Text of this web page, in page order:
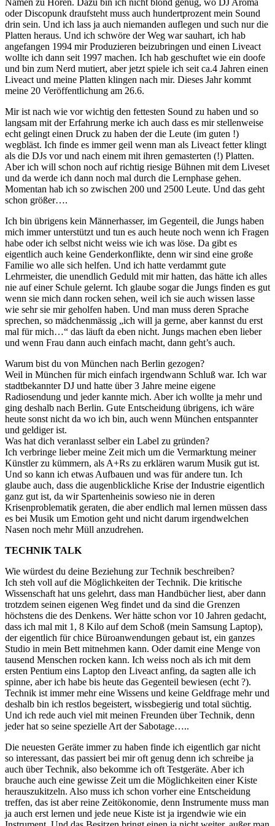
oder Discopunk draufsteht muss auch hundertprozent mein Sound
drin sein. Und ich lass ja auch niemanden auflegen und such nur die
Platten heraus. Und ich schwöre der Weg war sauhart, ich hab
angefangen 1994 mir Produzieren beizubringen und einen Liveact
wollte ich dann seit 1997 machen. Ich hab geschuftet wie ein doofe
und bin zum Nerd mutiert, aber jetzt spiele ich seit ca.4 Jahren einen
Liveact und meine Platten klingen nach mir. Dieses Jahr kommt
meine 20 Veröffentlichung am 26.6.
Mir ist nach wie vor wichtig den fettesten Sound zu haben und so
langsam mit der Erfahrung merke ich auch dass es mir stellenweise
echt gelingt einen Druck zu haben der die Leute (im guten !)
wegbläst. Ich finde es immer geil wenn man als Liveact fetter klingt
als die DJs vor und nach einem mit ihren gemasterten (!) Platten.
Aber ich will schon noch auf richtig riesige Bühnen mit dem Liveset
und da werde ich dann noch mal durch die Lernphase gehen.
Momentan hab ich so zwischen 200 und 2500 Leute. Und das geht
schon größer….
Ich bin übrigens kein Männerhasser, im Gegenteil, die Jungs haben
mich immer unterstützt und tun es auch heute noch wenn ich Fragen
habe oder ich selbst nicht weiss wie ich was löse. Da gibt es
eigentlich auch keine Genderkonflikte, denn wir sind eine große
Familie wo alle sich helfen. Und ich hatte verdammt gute
Lehrmeister, die unendlich Geduld mit mir hatten, das hätte ich alles
nie auf einer Schule gelernt. Ich glaube sogar die Jungs finden es gut
wenn sie mich dann rocken sehen, weil ich sie auch wissen lasse
wie sehr sie mir geholfen haben. Und man muss deren Sprache
sprechen, so mädchenmässig „ich will ja gerne, aber kannst du erst
mal für mich…“ das läuft da eben nicht. Jungs machen eben lieber
und wenn Frau dann auch einfach macht, dann geht’s auch.
Warum bist du von München nach Berlin gezogen?
Weil in München für mich einfach irgendwann Schluß war. Ich war
stadtbekannter DJ und hatte über 3 Jahre meine eigene
Radiosendung und jeder kannte mich. Aber ich wollte ja mehr und
ging deshalb nach Berlin. Gute Entscheidung übrigens, ich wäre
heute sonst nicht da wo ich bin, auch wenn München entspannter
und geldiger ist.
Was hat dich veranlasst selber ein Label zu gründen?
Ich verbringe lieber meine Zeit mich um die Vermarktung meiner
Künstler zu kümmern, als A+Rs zu erklären warum Musik gut ist.
Und so kann ich etwas Aufbauen und was für andere tun. Ich
glaube auch, dass die augenblickliche Krise der Industrie eigentlich
ganz gut ist, da wir Spartenheinis sowieso nie in deren
Krisenproblematik geraten, die aber endlich mal lernen müssen dass
es bei Musik um Emotion geht und nicht darum irgendwelchen
Nasen noch mehr Müll anzudrehen.
TECHNIK TALK
Wie würdest du deine Beziehung zur Technik beschreiben?
Ich steh voll auf die Möglichkeiten der Technik. Die kritische
Wissenschaft hat uns gelehrt, dass man Handbücher liest, aber dann
trotzdem seinen eigenen Weg findet und da sind die Grenzen
höchstens die des Denkens. Wer hätte schon vor 10 Jahren gedacht,
dass ich mal mit 1, 8 Kilo auf dem Schoß (mein Samsung Laptop),
der eigentlich für chice Büroanwendungen gebaut ist, ein ganzes
Studio in mein Bett mitnehmen kann. Oder damit eine Menge von
tausend Menschen rocken kann. Ich weiss noch als ich mit dem
ersten Pentium eins Laptop den Liveact anfing, da sagten alle ich
spinne, aber ich habe bis heute das Gegenteil bewiesen (echt ?).
Technik ist immer mehr eine Wissens und keine Geldfrage mehr und
deshalb bin ich restlos begeistert, wissbegierig und total süchtig.
Und ich rede auch viel mit meinen Freunden über Technik, denn
jeder hat so seine spezielle Art der Sabotage…..
Die neuesten Geräte immer zu haben finde ich eigentlich gar nicht
so interessant, das passiert bei mir oft genug denn ich schreibe ja
auch über Technik, also bekomme ich oft Testgeräte. Aber ich
brauche auch eine gewisse Zeit um die Möglichkeiten einer Kiste
herauszukitzeln. Also muss ich schon vorher eine Entscheidung
treffen, das ist aber reine Zeitökonomie, denn Instrumente muss man
ja auch erst lernen und jede neue Kiste ist ja irgendwie wie ein